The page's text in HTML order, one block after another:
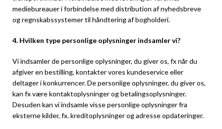
mediebureauer i forbindelse med distribution af nyhedsbreve
og regnskabssystemer til håndtering af bogholderi.
4. Hvilken type personlige oplysninger indsamler vi?
Vi indsamler de personlige oplysninger, du giver os, fx når du
afgiver en bestilling, kontakter vores kundeservice eller
deltager i konkurrencer. De personlige oplysninger, du giver os,
kan fx være kontaktoplysninger og betalingsoplysninger.
Desuden kan vi indsamle visse personlige oplysninger fra
eksterne kilder, fx. kreditoplysninger og adresse opdateringer.